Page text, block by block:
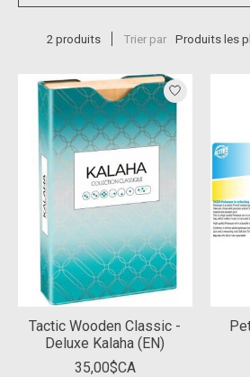
2 produits Trier par Produits les
Tactic Wooden Classic -
Deluxe Kalaha (EN)
35,00$CA